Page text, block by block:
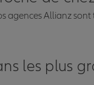
agences Allianz
les plus